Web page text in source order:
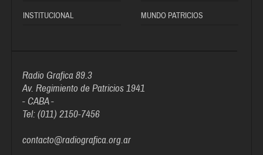
INSTITUCIONAL MUNDO PATRICIOS
Radio Grafica 89.3
Av. Regimiento de Patricios 1941
- CABA -
Tel: (011) 2150-7456
contacto@radiografica.org.ar